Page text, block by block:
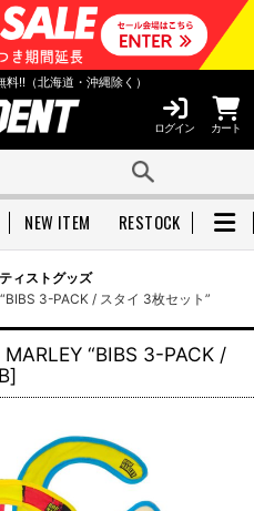
!!（北海道・沖縄除く）
ログイン カート
NEW ITEM RESTOCK
ィストグッズ
3-PACK / スタイ 3枚セット”
“BIBS 3-PACK /
]